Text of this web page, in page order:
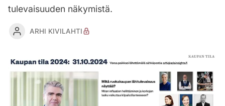
tulevaisuuden näkymistä.
ARHI KIVILAHTI